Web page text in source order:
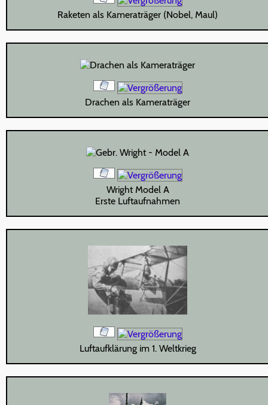
Raketen als Kameraträger (Nobel, Maul)
Drachen als Kameraträger
Wright Model A
Erste Luftaufnahmen
Luftaufklärung im 1. Weltkrieg